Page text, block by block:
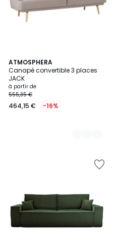
ATMOSPHERA
Canapé convertible 3 places
JACK
à partir de
555,35 €
464,15 € -16%
2
Couleurs